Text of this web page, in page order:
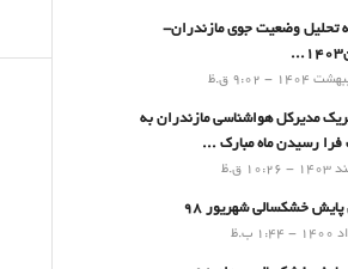
تحلیل وضعیت جوی مازندران-
مدیرکل هواشناسی مازندران به
فرا رسيدن ماه مبارك ...
خشکسالی شهریور 98